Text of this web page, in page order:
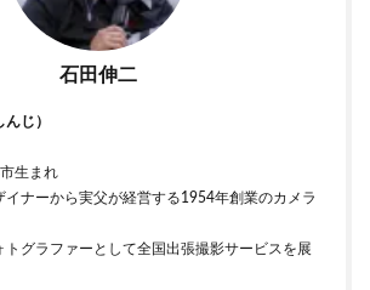
石田伸二
じ）
生まれ
イナーから実父が経営する1954年創業のカメラ
トグラファーとして全国出張撮影サービスを展